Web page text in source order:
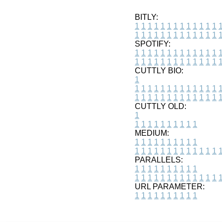
BITLY:
1 1 1 1 1 1 1 1 1 1 1 1 1 1
1 1 1 1 1 1 1 1 1 1 1 1 1 1
SPOTIFY:
1 1 1 1 1 1 1 1 1 1 1 1 1 1
1 1 1 1 1 1 1 1 1 1 1 1 1 1
CUTTLY BIO:
1
1 1 1 1 1 1 1 1 1 1 1 1 1 1
1 1 1 1 1 1 1 1 1 1 1 1 1 1
CUTTLY OLD:
1
1 1 1 1 1 1 1 1 1 1
MEDIUM:
1 1 1 1 1 1 1 1 1 1
1 1 1 1 1 1 1 1 1 1 1 1 1 1
PARALLELS:
1 1 1 1 1 1 1 1 1 1
1 1 1 1 1 1 1 1 1 1 1 1 1 1
URL PARAMETER:
1 1 1 1 1 1 1 1 1 1